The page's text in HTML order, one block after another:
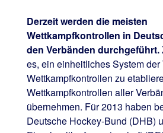
Derzeit werden die meisten
Wettkampfkontrollen in
den Verbänden durchgeführt.
es, ein einheitliches System
Wettkampfkontrollen zu
Wettkampfkontrollen aller
übernehmen. Für 2013 haben
Deutsche Hockey-Bund (DHB)